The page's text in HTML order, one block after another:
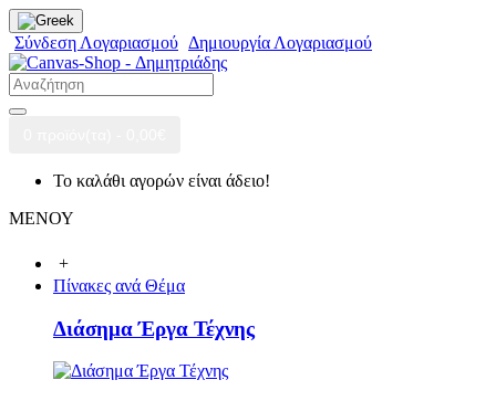
Σύνδεση Λογαριασμού Δημιουργία Λογαριασμού
Το καλάθι αγορών είναι άδειο!
ΜΕΝΟΥ
+
Πίνακες ανά Θέμα
Διάσημα Έργα Τέχνης